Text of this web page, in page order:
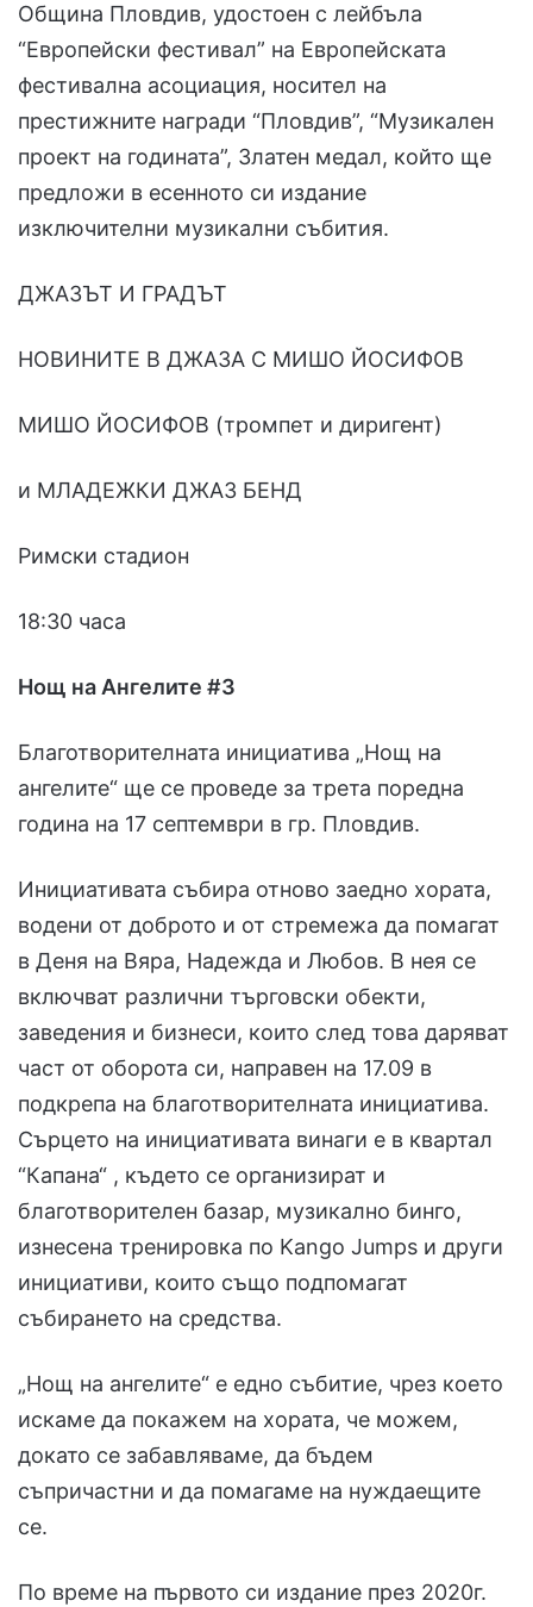
Община Пловдив, удостоен с лейбъла
“Европейски фестивал” на Европейската
фестивална асоциация, носител на
престижните награди “Пловдив”, “Музикален
проект на годината”, Златен медал, който ще
предложи в есенното си издание
изключителни музикални събития.
ДЖАЗЪТ И ГРАДЪТ
НОВИНИТЕ В ДЖАЗА С МИШО ЙОСИФОВ
МИШО ЙОСИФОВ (тромпет и диригент)
и МЛАДЕЖКИ ДЖАЗ БЕНД
Римски стадион
18:30 часа
Нощ на Ангелите #3
Благотворителната инициатива „Нощ на
ангелите“ ще се проведе за трета поредна
година на 17 септември в гр. Пловдив.
Инициативата събира отново заедно хората,
водени от доброто и от стремежа да помагат
в Деня на Вяра, Надежда и Любов. В нея се
включват различни търговски обекти,
заведения и бизнеси, които след това даряват
част от оборота си, направен на 17.09 в
подкрепа на благотворителната инициатива.
Сърцето на инициативата винаги е в квартал
“Капана“ , където се организират и
благотворителен базар, музикално бинго,
изнесена тренировка по Kango Jumps и други
инициативи, които също подпомагат
събирането на средства.
„Нощ на ангелите“ е едно събитие, чрез което
искаме да покажем на хората, че можем,
докато се забавляваме, да бъдем
съпричастни и да помагаме на нуждаещите
се.
По време на първото си издание през 2020г.